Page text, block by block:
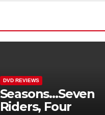
DVD REVIEWS
Seasons…Seven
Riders, Four